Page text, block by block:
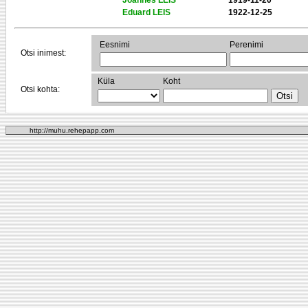
Eduard LEIS
1922-12-25
Otsi inimest:
Eesnimi Perenimi
Otsi kohta:
Küla Koht
http://muhu.rehepapp.com